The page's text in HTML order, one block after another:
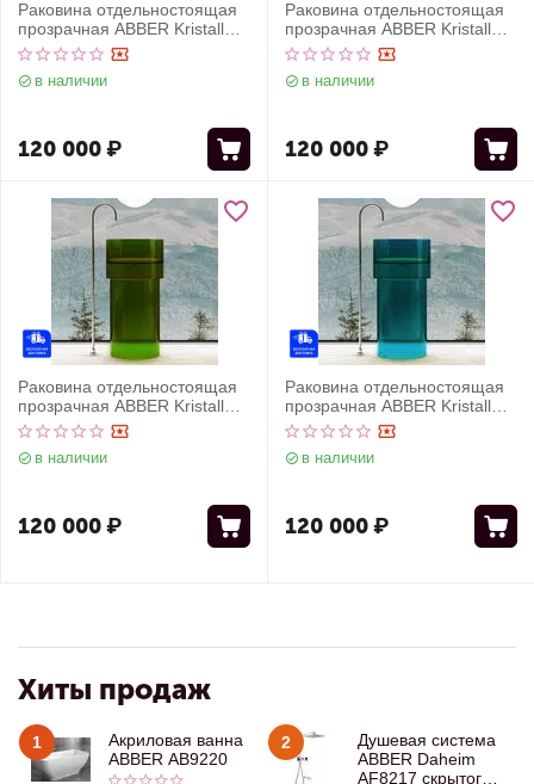
Раковина отдельностоящая
прозрачная ABBER Kristall
AT2701Rubin красная
в наличии
120 000₽
Раковина отдельностоящая
прозрачная ABBER Kristall
AT2701Emerald зеленая
в наличии
120 000₽
Раковина отдельностоящая
прозрачная ABBER Kristall
AT2701Emerald-H зеленая
в наличии
120 000₽
Раковина отдельностоящая
прозрачная ABBER Kristall
AT2701Aquamarin бирюзовая
в наличии
120 000₽
Хиты продаж
1
Акриловая ванна
ABBER AB9220
2
Душевая система
ABBER Daheim
AF8217 скрытого